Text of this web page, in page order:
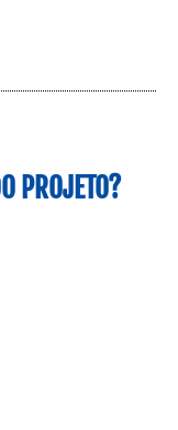
PROJETO?